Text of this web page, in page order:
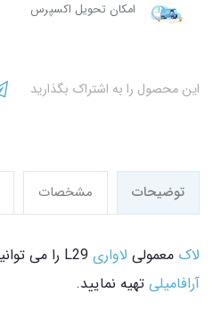
امکان تحویل اکسپرس
این محصول را به اشتراک بگذارید
توضیحات مشخصات
لاک معمولی لاواری
آرافامیلی تهیه نمایید.